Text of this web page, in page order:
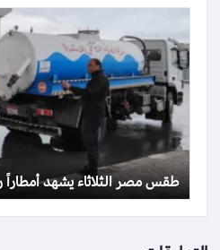
طقس مصر الثلاثاء يشهد أمطاراً